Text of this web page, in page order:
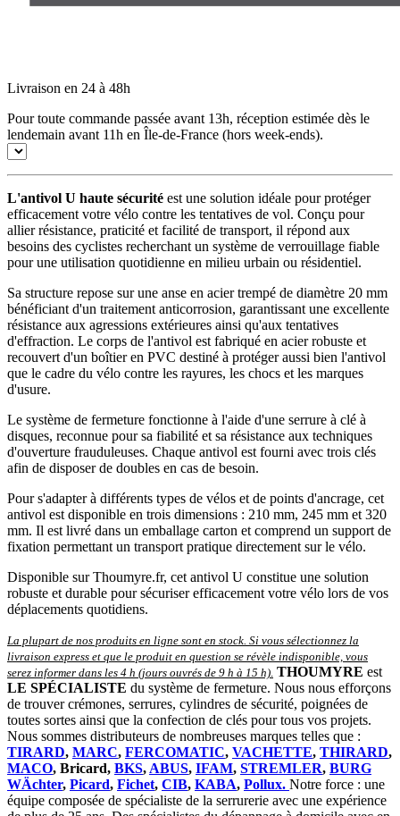
Livraison en 24 à 48h
Pour toute commande passée avant 13h, réception estimée dès le
lendemain avant 11h en Île-de-France (hors week-ends).
L'antivol U haute sécurité est une solution idéale pour protéger
efficacement votre vélo contre les tentatives de vol. Conçu pour
allier résistance, praticité et facilité de transport, il répond aux
besoins des cyclistes recherchant un système de verrouillage fiable
pour une utilisation quotidienne en milieu urbain ou résidentiel.
Sa structure repose sur une anse en acier trempé de diamètre 20 mm
bénéficiant d'un traitement anticorrosion, garantissant une excellente
résistance aux agressions extérieures ainsi qu'aux tentatives
d'effraction. Le corps de l'antivol est fabriqué en acier robuste et
recouvert d'un boîtier en PVC destiné à protéger aussi bien l'antivol
que le cadre du vélo contre les rayures, les chocs et les marques
d'usure.
Le système de fermeture fonctionne à l'aide d'une serrure à clé à
disques, reconnue pour sa fiabilité et sa résistance aux techniques
d'ouverture frauduleuses. Chaque antivol est fourni avec trois clés
afin de disposer de doubles en cas de besoin.
Pour s'adapter à différents types de vélos et de points d'ancrage, cet
antivol est disponible en trois dimensions : 210 mm, 245 mm et 320
mm. Il est livré dans un emballage carton et comprend un support de
fixation permettant un transport pratique directement sur le vélo.
Disponible sur Thoumyre.fr, cet antivol U constitue une solution
robuste et durable pour sécuriser efficacement votre vélo lors de vos
déplacements quotidiens.
La plupart de nos produits en ligne sont en stock. Si vous sélectionnez la
livraison express et que le produit en question se révèle indisponible, vous
serez informer dans les 4 h (jours ouvrés de 9 h à 15 h) THOUMYRE est
LE SPÉCIALISTE du système de fermeture. Nous nous efforçons
de trouver crémones, serrures, cylindres de sécurité, poignées de
toutes sortes ainsi que la confection de clés pour tous vos projets.
Nous sommes distributeurs de nombreuses marques telles que :
TIRARD, MARC, FERCOMATIC, VACHETTE, THIRARD,
MACO, Bricard, BKS, ABUS, IFAM, STREMLER, BURG
WÄchter, Picard, Fichet, CIB, KABA, Pollux. Notre force : une
équipe composée de spécialiste de la serrurerie avec une expérience